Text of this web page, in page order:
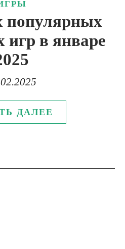
популярных
в январе
ДАЛЕЕ